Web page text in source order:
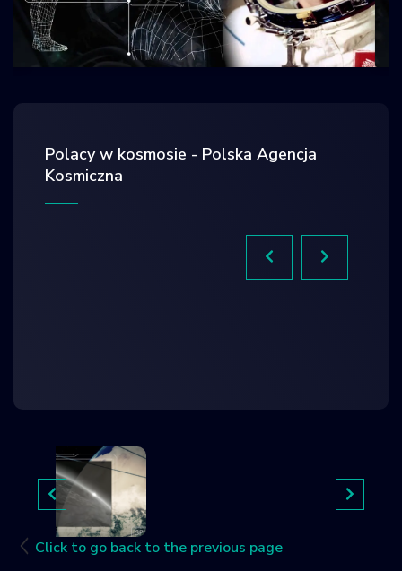
Polska w
kosmosie
Kosmicznych
Click to go back to the previous page
Polacy w kosmosie - Polska Agencja
Kosmiczna